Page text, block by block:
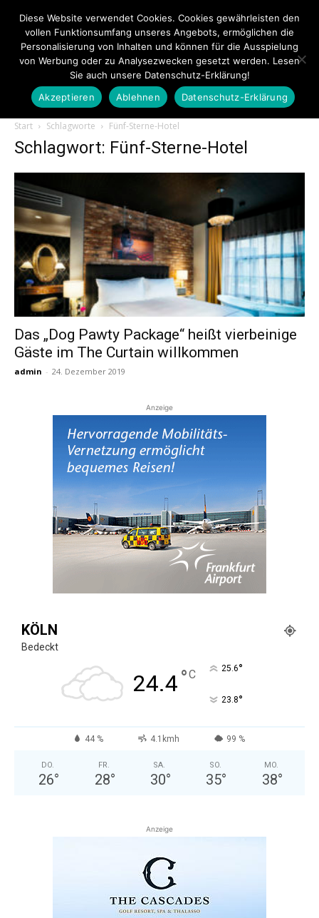
Touristiknews.de
Touristiknews
und
Reiseempfehlungen.
Start Schlagworte Fünf-Sterne-Hotel
Schlagwort: Fünf-Sterne-Hotel
Das „Dog Pawty Package“ heißt vierbeinige
Gäste im The Curtain willkommen
admin - 24. Dezember 2019
Anzeige
KÖLN
Bedeckt
24.4°C 25.6°
23.8°
44 % 4.1kmh 99 %
DO.
26°
FR.
28°
SA.
30°
SO.
35°
MO.
38°
Anzeige
Diese Website verwendet Cookies. Cookies gewährleisten den
vollen Funktionsumfang unseres Angebots, ermöglichen die
Personalisierung von Inhalten und können für die Ausspielung
von Werbung oder zu Analysezwecken gesetzt werden. Lesen
Sie auch unsere Datenschutz-Erklärung!
Akzeptieren
Ablehnen Datenschutz-Erklärung